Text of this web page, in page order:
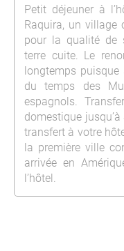
Petit déjeuner à
Raquira, un village
pour la qualité de
terre cuite. Le
longtemps
du temps des
espagnols.
domestique
transfert à votre
la première ville
arrivée en
l’hôtel.